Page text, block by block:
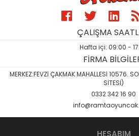
ÇALIŞMA
Hafta içi: 09:00 -
FİRMA
MERKEZ:FEVZİ ÇAKMAK MAHALLESİ 10576.
SİTESİ)
0332 342 16 90
HESABIM